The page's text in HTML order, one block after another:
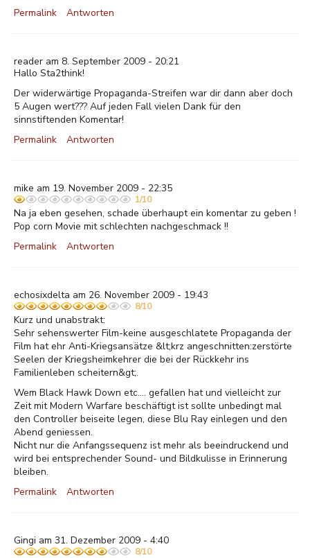
Permalink
Antworten
reader am 8. September 2009 - 20:21
Hallo Sta2think!
Der widerwärtige Propaganda-Streifen war dir dann aber doch
5 Augen wert??? Auf jeden Fall vielen Dank für den
sinnstiftenden Komentar!
Permalink
Antworten
mike am 19. November 2009 - 22:35
1/10
Na ja eben gesehen, schade überhaupt ein komentar zu geben !
Pop corn Movie mit schlechten nachgeschmack !!
Permalink
Antworten
echosixdelta am 26. November 2009 - 19:43
8/10
Kurz und unabstrakt:
Sehr sehenswerter Film-keine ausgeschlatete Propaganda der
Film hat ehr Anti-Kriegsansätze &lt;krz angeschnitten:zerstörte
Seelen der Kriegsheimkehrer die bei der Rückkehr ins
Familienleben scheitern&gt;.
Wem Black Hawk Down etc.... gefallen hat und vielleicht zur
Zeit mit Modern Warfare beschäftigt ist sollte unbedingt mal
den Controller beiseite legen, diese Blu Ray einlegen und den
Abend geniessen.
Nicht nur die Anfangssequenz ist mehr als beeindruckend und
wird bei entsprechender Sound- und Bildkulisse in Erinnerung
bleiben.
Permalink
Antworten
Gingi am 31. Dezember 2009 - 4:40
8/10